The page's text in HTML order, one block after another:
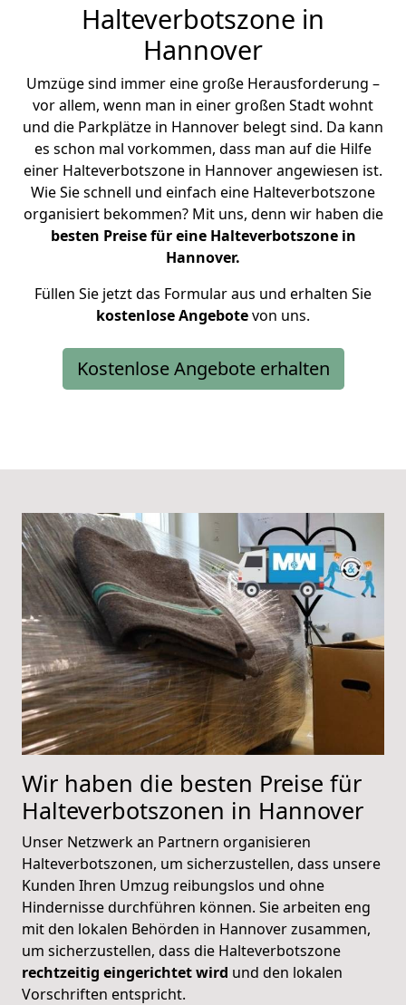
Halteverbotszone in
Hannover
Umzüge sind immer eine große Herausforderung –
vor allem, wenn man in einer großen Stadt wohnt
und die Parkplätze in Hannover belegt sind. Da kann
es schon mal vorkommen, dass man auf die Hilfe
einer Halteverbotszone in Hannover angewiesen ist.
Wie Sie schnell und einfach eine Halteverbotszone
organisiert bekommen? Mit uns, denn wir haben die
besten Preise für eine Halteverbotszone in
Hannover.
Füllen Sie jetzt das Formular aus und erhalten Sie
kostenloseAngebotevon uns.
Kostenlose Angebote erhalten
Wir haben die besten Preise für
Halteverbotszonen in Hannover
Unser Netzwerk an Partnern organisieren
Halteverbotszonen, um sicherzustellen, dass unsere
Kunden Ihren Umzug reibungslos und ohne
Hindernisse durchführen können. Sie arbeiten eng
mit den lokalen Behörden in Hannover zusammen,
um sicherzustellen, dass die Halteverbotszone
rechtzeitig eingerichtet wird und den lokalen
Vorschriften entspricht.